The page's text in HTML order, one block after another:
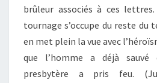
brûleur associés à ces
tournage s’occupe du reste du
en met plein la vue avec
que l’homme a déjà
presbytère a pris feu.